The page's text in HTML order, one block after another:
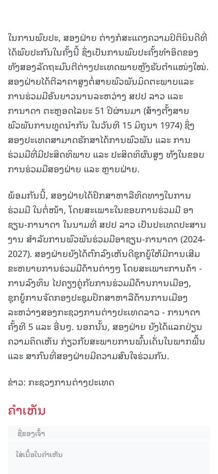
ໃນການພົບປະ, ສອງຝ່າຍ ຕ່າງກໍສະແດງຄວາມປິຕິຍິນດີທີ່
ໄດ້ພົບປະກັນໃນຄັ້ງນີ້ ຊຶ່ງເປັນການພົບປະຄັ້ງທໍາອິດຂອງ
ທັງສອງລັດຖະມົນຕີຕ່າງປະເທດພາຍຫຼັງຮັບຕໍາແໜ່ງໃໝ່.
ສອງຝ່າຍໄດ້ຕີລາຄາສູງຕໍ່ສາຍພົວພັນມິດຕະພາບແລະ
ການຮ່ວມມືອັນຍາວນານລະຫວ່າງ ສປປ ລາວ ແລະ
ການາດາ ຕະຫຼອດໄລຍະ 51 ປີຜ່ານມາ (ສ້າງຕັ້ງສາຍ
ພົວພັນການທູດນໍາກັນ ໃນວັນທີ 15 ມິຖຸນາ 1974) ຊຶ່ງ
ສອງປະເທດສາມາດຮັກສາໄດ້ການພົວພັນ ແລະ ການ
ຮ່ວມມືທີ່ມີປະສິດທິພາບ ແລະ ປະສິດທິຜົນສູງ ທັງໃນຂອບ
ການຮ່ວມມືສອງຝ່າຍ ແລະ ຫຼາຍຝ່າຍ.
ພ້ອມກັນນີ້, ສອງຝ່າຍໄດ້ປຶກສາຫາລືທິດທາງໃນການ
ຮ່ວມມື ໃນຕໍ່ໜ້າ, ໂດຍສະເພາະໃນຂອບການຮ່ວມມື ອາ
ຊຽນ-ການາດາ ໃນນາມທີ່ ສປປ ລາວ ເປັນປະເທດປະສານ
ງານ ສໍາລັບການພົວພັນຮ່ວມມືອາຊຽນ-ການາດາ (2024-
2027). ສອງຝ່າຍຍັງໄດ້ຕົກລົງເຫັນດີຊຸກຍູ້ໃຫ້ມີການເສີມ
ຂະຫຍາຍການຮ່ວມມືດ້ານຕ່າງໆ ໂດຍສະເພາະການຄ້າ -
ການລົງທຶນ ໄປຄຽງຄູ່ກັບການຮ່ວມມືດ້ານການເມືອງ,
ຊຸກຍູ້ການຈັດກອງປະຊຸມປຶກສາຫາລືດ້ານການເມືອງ
ລະຫວ່າງສອງກະຊວງການຕ່າງປະເທດລາວ - ການາດາ
ຄັ້ງທີ 5 ແລະ ອື່ນໆ. ນອກນັ້ນ, ສອງຝ່າຍ ຍັງໄດ້ແລກປ່ຽນ
ຄວາມຄິດເຫັນ ກ່ຽວກັບສະພາບການພົ້ນເດັ່ນໃນພາກພື້ນ
ແລະ ສາກົນທີ່ສອງຝ່າຍມີຄວາມສົນໃຈຮ່ວມກັນ.
ຂ່າວ: ກະຊວງການຕ່າງປະເທດ
ຄໍາເຫັນ